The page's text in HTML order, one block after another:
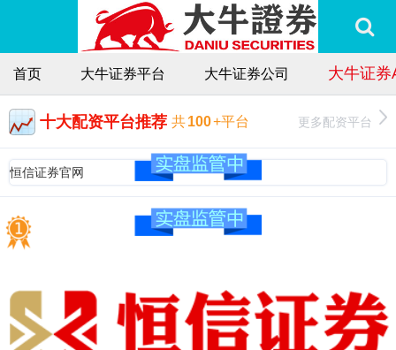
首页 大牛证券平台 大牛证券公司 大牛证券
十大配资平台推荐 共100+平台 更多配资平台
恒信证券官网